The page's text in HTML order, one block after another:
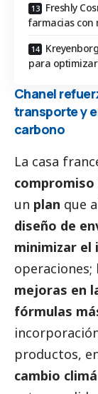
Freshly
farmacias con
para
Chanel
transporte y
carbono
La casa
compromiso
un plan que
diseño de
minimizar el
operaciones;
mejoras en
fórmulas
productos,
cambio